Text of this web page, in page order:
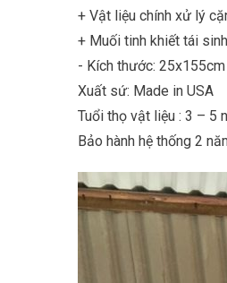
+ Vật liệu chính xử lý
+ Muối tinh khiết tái
- Kích thước: 25x155cm
Xuất sứ: Made in USA
Tuổi thọ vật liệu : 3 – 5
Bảo hành hệ thống 2